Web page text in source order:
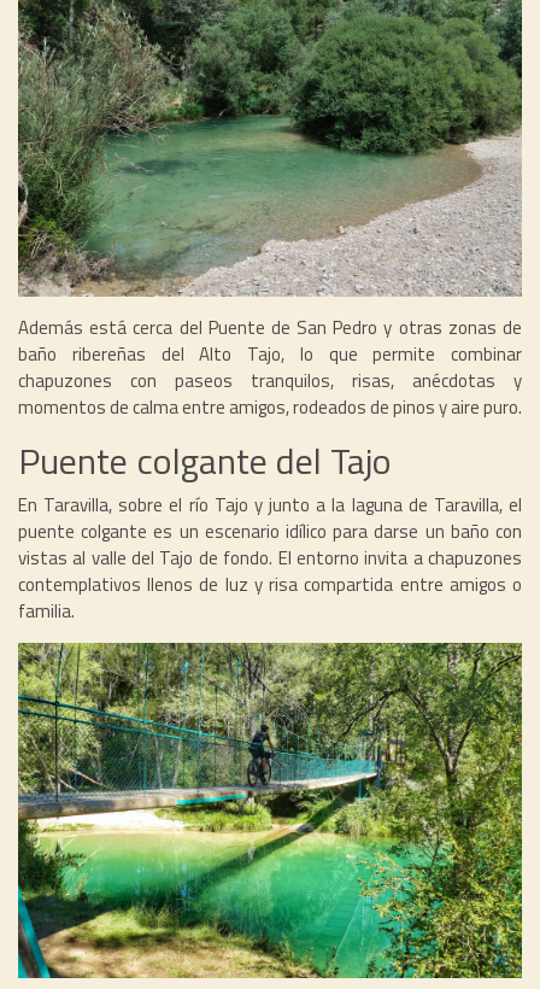
Además está cerca del Puente de San Pedro y otras zonas de
baño ribereñas del Alto Tajo, lo que permite combinar
chapuzones con paseos tranquilos, risas, anécdotas y
momentos de calma entre amigos, rodeados de pinos y aire puro.
Puente colgante del Tajo
En Taravilla, sobre el río Tajo y junto a la laguna de Taravilla, el
puente colgante es un escenario idílico para darse un baño con
vistas al valle del Tajo de fondo. El entorno invita a chapuzones
contemplativos llenos de luz y risa compartida entre amigos o
familia.